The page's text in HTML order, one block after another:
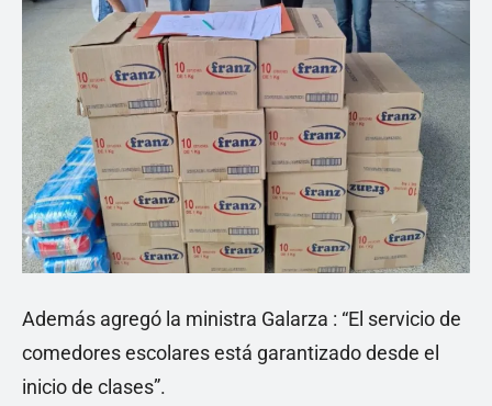
Además agregó la ministra Galarza : “El servicio de
comedores escolares está garantizado desde el
inicio de clases”.